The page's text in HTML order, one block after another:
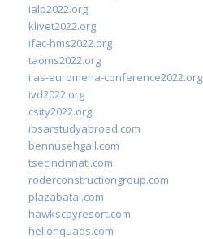
ialp2022.org
klivet2022.org
ifac-hms2022.org
taoms2022.org
iias-euromena-conference2022.org
ivd2022.org
csity2022.org
ibsarstudyabroad.com
bennusehgall.com
tsecincinnati.com
roderconstructiongroup.com
plazabatai.com
hawkscayresort.com
hellonquads.com